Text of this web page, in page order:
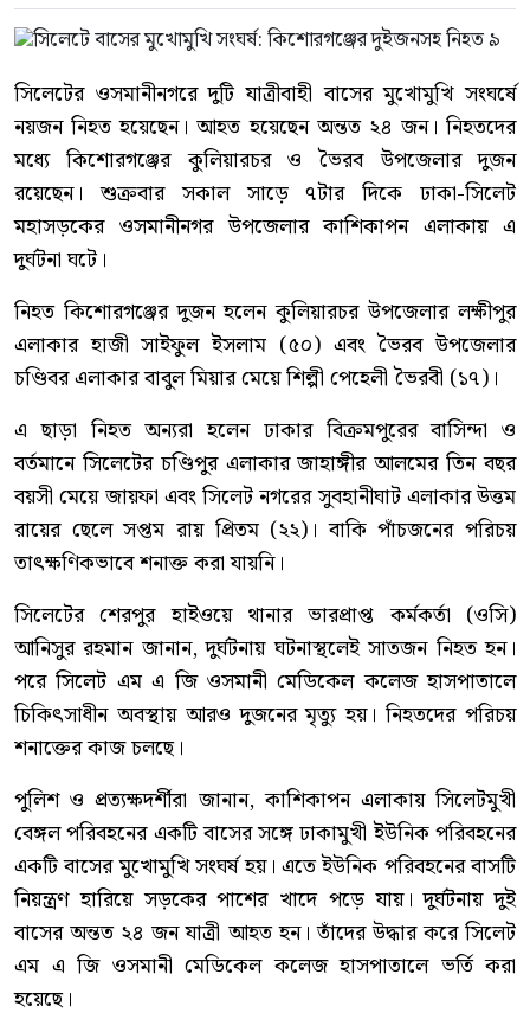
সিলেটের ওসমানীনগরে দুটি যাত্রীবাহী বাসের মুখোমুখি সংঘর্ষে
নয়জন নিহত হয়েছেন। আহত হয়েছেন অন্তত ২৪ জন। নিহতদের
মধ্যে কিশোরগঞ্জের কুলিয়ারচর ও ভৈরব উপজেলার দুজন
রয়েছেন। শুক্রবার সকাল সাড়ে ৭টার দিকে ঢাকা-সিলেট
মহাসড়কের ওসমানীনগর উপজেলার কাশিকাপন এলাকায় এ
দুর্ঘটনা ঘটে।
নিহত কিশোরগঞ্জের দুজন হলেন কুলিয়ারচর উপজেলার লক্ষীপুর
এলাকার হাজী সাইফুল ইসলাম (৫০) এবং ভৈরব উপজেলার
চণ্ডিবর এলাকার বাবুল মিয়ার মেয়ে শিল্পী পেহেলী ভৈরবী (১৭)।
এ ছাড়া নিহত অন্যরা হলেন ঢাকার বিক্রমপুরের বাসিন্দা ও
বর্তমানে সিলেটের চণ্ডিপুর এলাকার জাহাঙ্গীর আলমের তিন বছর
বয়সী মেয়ে জায়ফা এবং সিলেট নগরের সুবহানীঘাট এলাকার উত্তম
রায়ের ছেলে সপ্তম রায় প্রিতম (২২)। বাকি পাঁচজনের পরিচয়
তাৎক্ষণিকভাবে শনাক্ত করা যায়নি।
সিলেটের শেরপুর হাইওয়ে থানার ভারপ্রাপ্ত কর্মকর্তা (ওসি)
আনিসুর রহমান জানান, দুর্ঘটনায় ঘটনাস্থলেই সাতজন নিহত হন।
পরে সিলেট এম এ জি ওসমানী মেডিকেল কলেজ হাসপাতালে
চিকিৎসাধীন অবস্থায় আরও দুজনের মৃত্যু হয়। নিহতদের পরিচয়
শনাক্তের কাজ চলছে।
পুলিশ ও প্রত্যক্ষদর্শীরা জানান, কাশিকাপন এলাকায় সিলেটমুখী
বেঙ্গল পরিবহনের একটি বাসের সঙ্গে ঢাকামুখী ইউনিক পরিবহনের
একটি বাসের মুখোমুখি সংঘর্ষ হয়। এতে ইউনিক পরিবহনের বাসটি
নিয়ন্ত্রণ হারিয়ে সড়কের পাশের খাদে পড়ে যায়। দুর্ঘটনায় দুই
বাসের অন্তত ২৪ জন যাত্রী আহত হন। তাঁদের উদ্ধার করে সিলেট
এম এ জি ওসমানী মেডিকেল কলেজ হাসপাতালে ভর্তি করা
হয়েছে।